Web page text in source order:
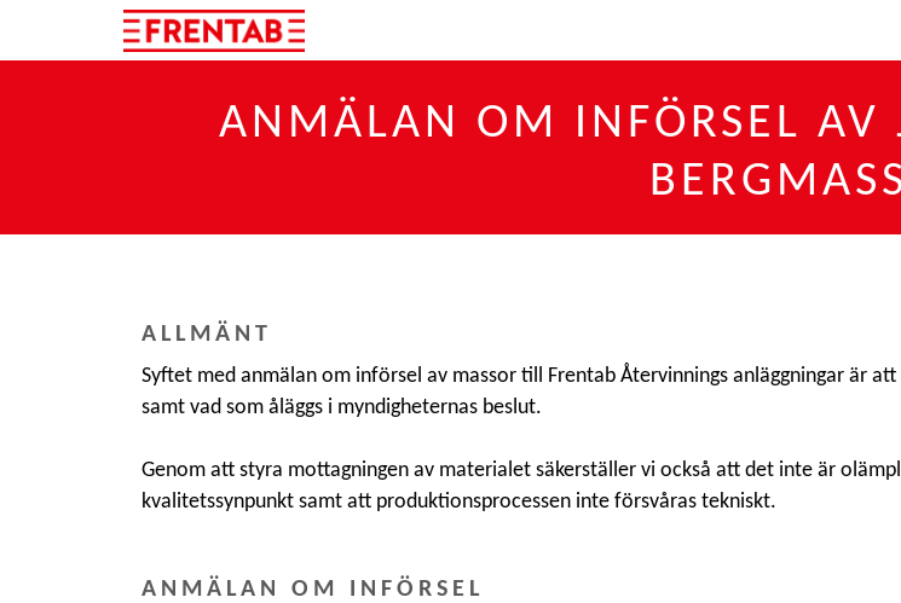
ANMÄLAN OM INFÖRSEL AV
ALLMÄNT
Syftet med anmälan om införsel av massor till Frentab Återvinnings anläggningar är
samt vad som åläggs i myndigheternas beslut.
Genom att styra mottagningen av materialet säkerställer vi också att det inte är
kvalitetssynpunkt samt att produktionsprocessen inte försvåras tekniskt.
ANMÄLAN OM INFÖRSEL